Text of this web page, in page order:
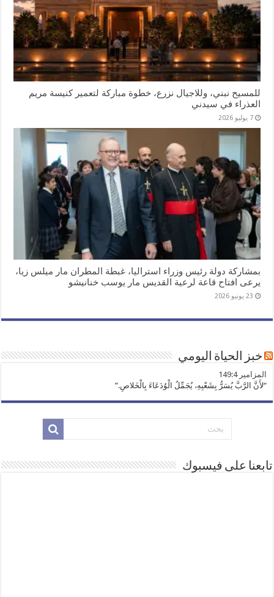
للمسيح نبني، وللاجيال نزرع، خطوة مباركة لتعمير كنيسة مريم
العذراء في سيدني
7 يوليو 2026
بمشاركة دولة رئيس وزراء استراليا، غبطة المطران مار ميلس زيا،
يرعى افتاح قاعة لرعية القديس مار يوسب خنانيشو
23 يونيو 2026
خبز الحياة اليومي
ﺍﻟﻤﺰﺍﻣﻴﺮ 149:4
“لأَنَّ الرَّبَّ يُسَرُّ بِشَعْبِهِ، يُجَمِّلُ الْوُدَعَاءَ بِالْخَلاصِ.”
تابعنا على فيسبوك